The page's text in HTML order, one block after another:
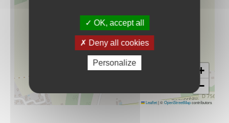
+
−
Leaflet|©OpenStreetMapcontributors
OK, accept all
Deny all cookies
Personalize